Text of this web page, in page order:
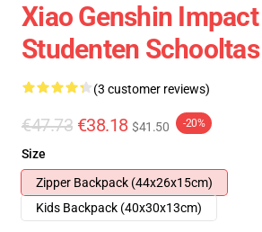
Xiao Genshin Impact
Studenten Schooltas
(3 customer reviews)
€47.73 €38.18 $41.50 -20%
Size
Zipper Backpack (44x26x15cm)
Kids Backpack (40x30x13cm)